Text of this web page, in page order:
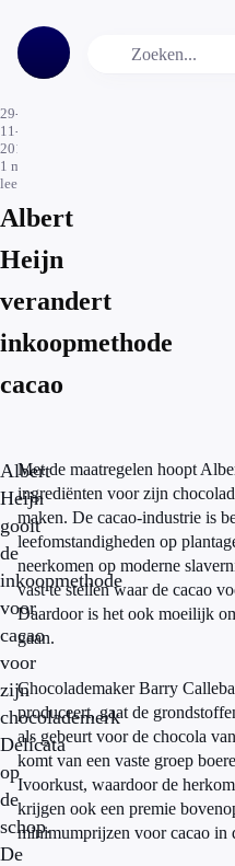
29-
11-
2018
1 min.
leestijd
Albert
Heijn
verandert
inkoopmethode
cacao
Albert
Heijn
gooit
de
inkoopmethode
voor
cacao
voor
zijn
chocolademerk
Delicata
op
de
schop.
De
Met de maatregelen hoopt
ingrediënten voor zijn
maken. De cacao-industrie is
leefomstandigheden op
neerkomen op moderne
vast te stellen waar de cacao
Daardoor is het ook moeilijk
gaan.
Chocolademaker Barry
produceert, gaat de
als gebeurt voor de chocola
komt van een vaste groep
Ivoorkust, waardoor de
krijgen ook een premie
minimumprijzen voor cacao in